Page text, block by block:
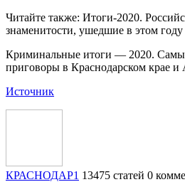
Читайте также: Итоги-2020.
знаменитости, ушедшие в этом году
Криминальные итоги — 2020.
приговоры в Краснодарском крае и
Источник
КРАСНОДАР1 13475 статей 0